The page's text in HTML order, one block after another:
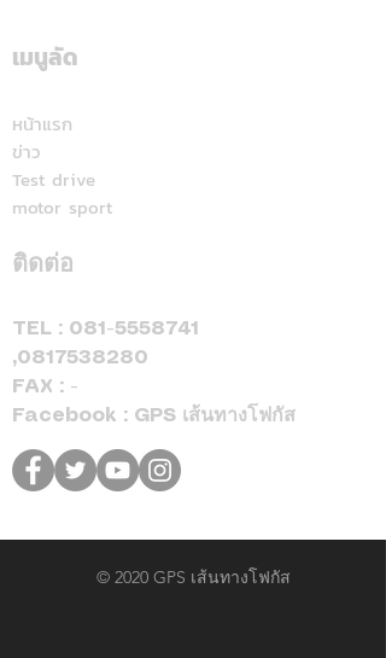
Deal On” ร่วมเชียร์ไทย
Cup™ 2026 พร้อมดีลแรง
จองและรับรถภายในวันที่
31 สิงหาคม 2569 เท่านั้น
เมนูลัด
หน้าแรก
ข่าว
Test drive
motor sport
ติดต่อ
TEL : 081-5558741
,0817538280
FAX : -
Facebook : GPS เส้นทางโฟกัส
© 2020 GPS เส้นทางโฟกัส